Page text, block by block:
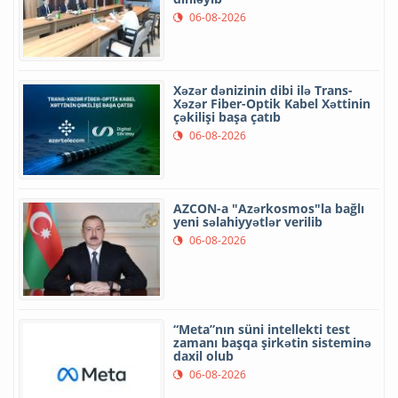
06-08-2026
Xəzər dənizinin dibi ilə Trans-
Xəzər Fiber-Optik Kabel Xəttinin
çəkilişi başa çatıb
06-08-2026
AZCON-a "Azərkosmos"la bağlı
yeni səlahiyyətlər verilib
06-08-2026
“Meta”nın süni intellekti test
zamanı başqa şirkətin sisteminə
daxil olub
06-08-2026